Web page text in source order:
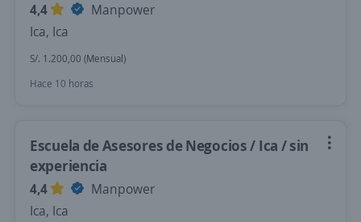
4,4
Manpower
Ica, Ica
S/. 1.200,00 (Mensual)
Hace 10 horas
Escuela de Asesores de Negocios / Ica / sin
experiencia
4,4
Manpower
Ica, Ica